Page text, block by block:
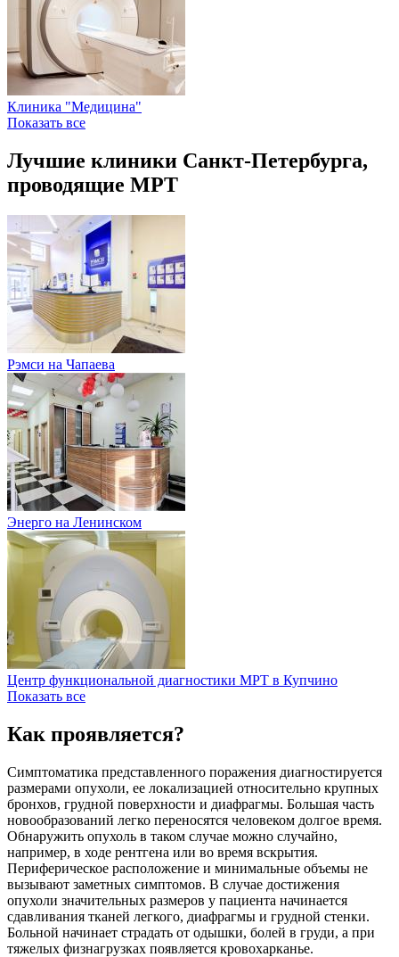
Клиника "Медицина"
Показать все
Лучшие клиники Санкт-Петербурга,
проводящие МРТ
Рэмси на Чапаева
Энерго на Ленинском
Центр функциональной диагностики МРТ в Купчино
Показать все
Как проявляется?
Симптоматика представленного поражения диагностируется
размерами опухоли, ее локализацией относительно крупных
бронхов, грудной поверхности и диафрагмы. Большая часть
новообразований легко переносятся человеком долгое время.
Обнаружить опухоль в таком случае можно случайно,
например, в ходе рентгена или во время вскрытия.
Периферическое расположение и минимальные объемы не
вызывают заметных симптомов. В случае достижения
опухоли значительных размеров у пациента начинается
сдавливания тканей легкого, диафрагмы и грудной стенки.
Больной начинает страдать от одышки, болей в груди, а при
тяжелых физнагрузках появляется кровохарканье.